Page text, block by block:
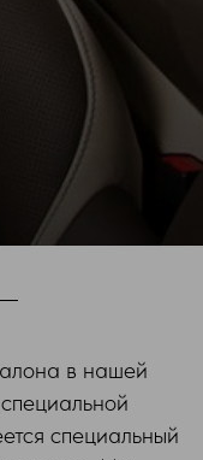
в нашей
специальный